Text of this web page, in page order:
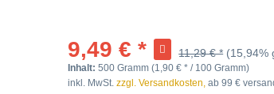
9,49 € * 11,29 € * (15,94%
Inhalt:500 Gramm (1,90 € * / 100 Gramm)
inkl. MwSt.zzgl. Versandkosten, ab 99 €